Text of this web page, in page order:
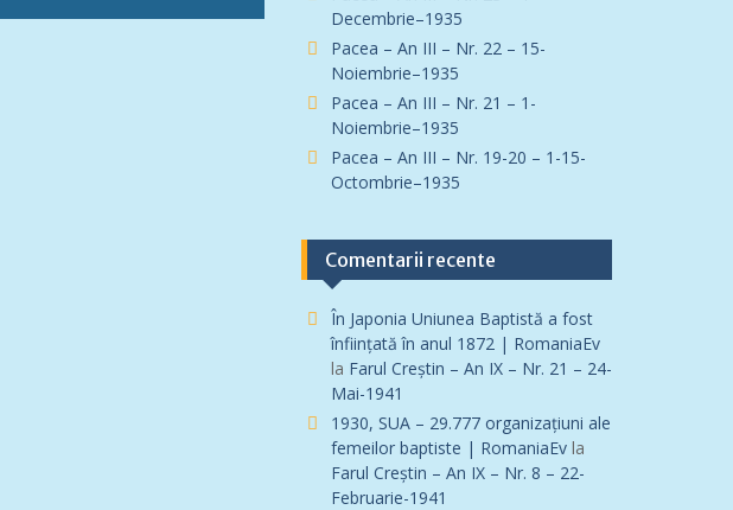
Decembrie–1935
Pacea – An III – Nr. 22 – 15-
Noiembrie–1935
Pacea – An III – Nr. 21 – 1-
Noiembrie–1935
Pacea – An III – Nr. 19-20 – 1-15-
Octombrie–1935
Comentarii recente
În Japonia Uniunea Baptistă a fost
înfiinţată în anul 1872 | RomaniaEv
la Farul Creștin – An IX – Nr. 21 – 24-
Mai-1941
1930, SUA – 29.777 organizațiuni ale
femeilor baptiste | RomaniaEvla
Farul Creștin – An IX – Nr. 8 – 22-
Februarie-1941